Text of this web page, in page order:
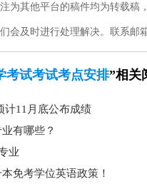
为其他平台的稿件均为转载
及时进行处理解决。联系邮箱
考试考试考点安排”相关
计11月底公布成绩
有哪些？
业
免考学位英语政策！